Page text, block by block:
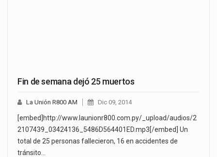
Fin de semana dejó 25 muertos
La Unión R800 AM Dic 09, 2014
[embed]http://www.launionr800.com.py/_upload/audios/2
2107439_03424136_5486D564401ED.mp3[/embed] Un
total de 25 personas fallecieron, 16 en accidentes de
tránsito…